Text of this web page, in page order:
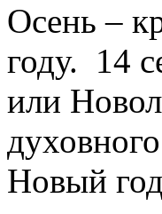
Осень –
году. 14
или
Новый